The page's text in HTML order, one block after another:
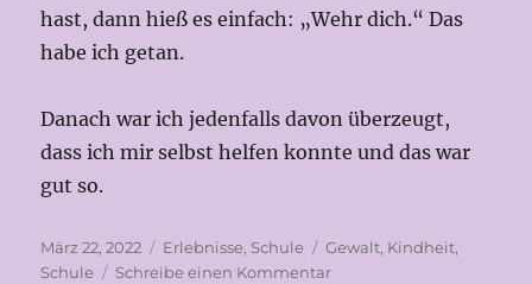
hast, dann hieß es einfach: „Wehr dich.“ Das
habe ich getan.
Danach war ich jedenfalls davon überzeugt,
dass ich mir selbst helfen konnte und das war
gut so.
Veröffentlicht
am
März 22, 2022 Kategorien
Erlebnisse, Schule Schlagwörter
Gewalt, Kindheit,
Schule
Schreibe einen Kommentarzu